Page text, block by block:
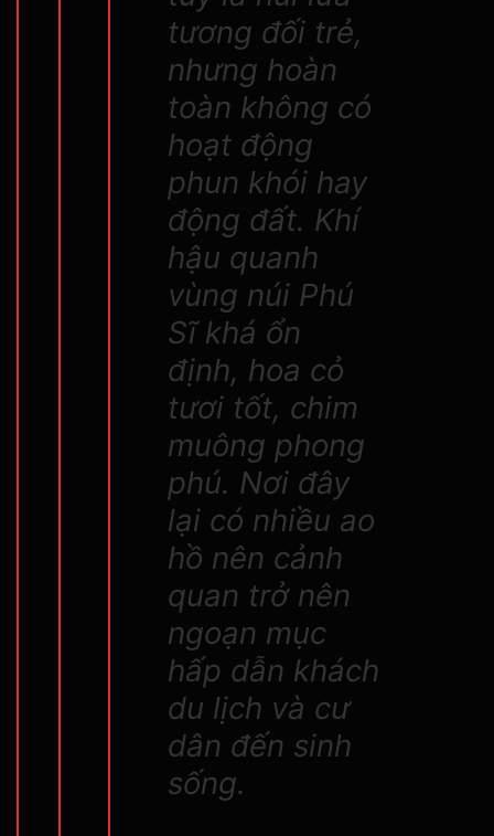
tương đối trẻ,
nhưng hoàn
toàn không có
hoạt động
phun khói hay
động đất. Khí
hậu quanh
vùng núi Phú
Sĩ khá ổn
định, hoa cỏ
tươi tốt, chim
muông phong
phú. Nơi đây
lại có nhiều ao
hồ nên cảnh
quan trở nên
ngoạn mục
hấp dẫn khách
du lịch và cư
dân đến sinh
sống.